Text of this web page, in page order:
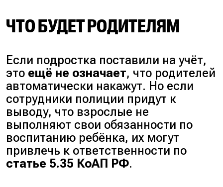
ЧТО БУДЕТ РОДИТЕЛЯМ
Если подростка поставили на учёт,
это ещё не означает, что родителей
автоматически накажут. Но если
сотрудники полиции придут к
выводу, что взрослые не
выполняют свои обязанности по
воспитанию ребёнка, их могут
привлечь к ответственности по
статье 5.35 КоАП РФ.